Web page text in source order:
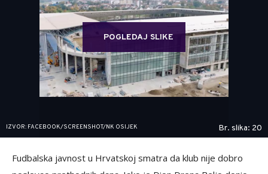
POGLEDAJ SLIKE
IZVOR: FACEBOOK/SCREENSHOT/NK OSIJEK Br. slika: 20
Fudbalska javnost u Hrvatskoj smatra da klub nije dobro